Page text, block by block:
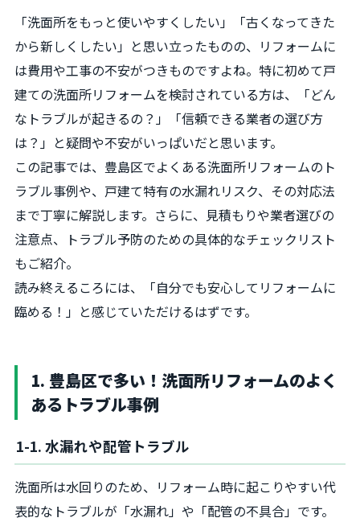
「洗面所をもっと使いやすくしたい」「古くなってきた
から新しくしたい」と思い立ったものの、リフォームに
は費用や工事の不安がつきものですよね。特に初めて戸
建ての洗面所リフォームを検討されている方は、「どん
なトラブルが起きるの？」「信頼できる業者の選び方
は？」と疑問や不安がいっぱいだと思います。
この記事では、豊島区でよくある洗面所リフォームのト
ラブル事例や、戸建て特有の水漏れリスク、その対応法
まで丁寧に解説します。さらに、見積もりや業者選びの
注意点、トラブル予防のための具体的なチェックリスト
もご紹介。
読み終えるころには、「自分でも安心してリフォームに
臨める！」と感じていただけるはずです。
1. 豊島区で多い！洗面所リフォームのよく
あるトラブル事例
1-1. 水漏れや配管トラブル
洗面所は水回りのため、リフォーム時に起こりやすい代
表的なトラブルが「水漏れ」や「配管の不具合」です。